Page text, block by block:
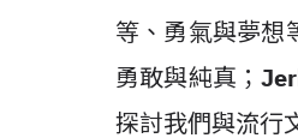
等、勇氣與夢想
勇敢與純真；
探討我們與流行